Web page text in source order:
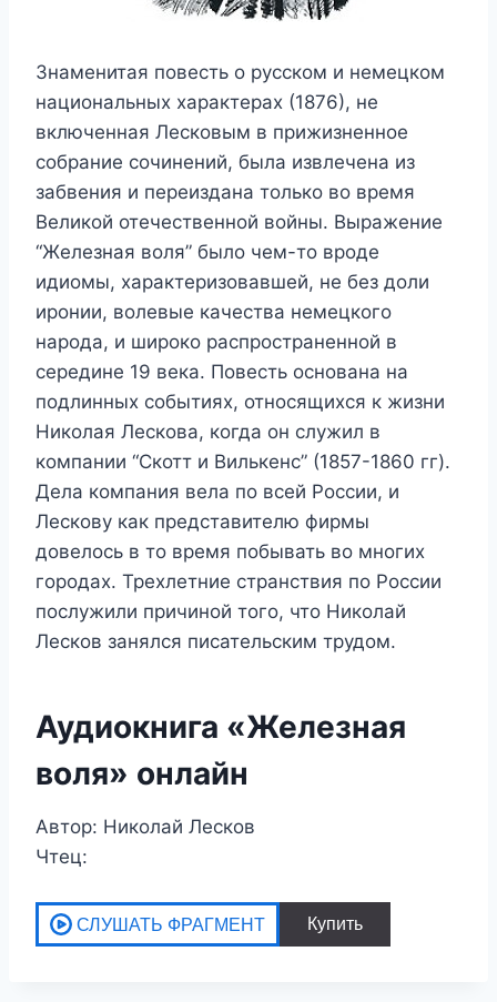
Знаменитая повесть о русском и немецком
национальных характерах (1876), не
включенная Лесковым в прижизненное
собрание сочинений, была извлечена из
забвения и переиздана только во время
Великой отечественной войны. Выражение
“Железная воля” было чем-то вроде
идиомы, характеризовавшей, не без доли
иронии, волевые качества немецкого
народа, и широко распространенной в
середине 19 века. Повесть основана на
подлинных событиях, относящихся к жизни
Николая Лескова, когда он служил в
компании “Скотт и Вилькенс” (1857-1860 гг).
Дела компания вела по всей России, и
Лескову как представителю фирмы
довелось в то время побывать во многих
городах. Трехлетние странствия по России
послужили причиной того, что Николай
Лесков занялся писательским трудом.
Аудиокнига «Железная
воля» онлайн
Автор: Николай Лесков
Чтец: